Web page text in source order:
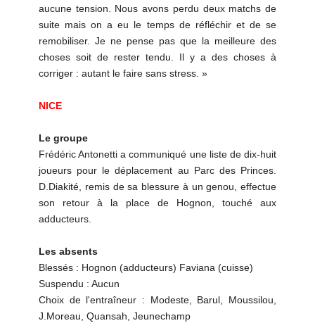
aucune tension. Nous avons perdu deux matchs de
suite mais on a eu le temps de réfléchir et de se
remobiliser. Je ne pense pas que la meilleure des
choses soit de rester tendu. Il y a des choses à
corriger : autant le faire sans stress. »
NICE
Le groupe
Frédéric Antonetti a communiqué une liste de dix-huit
joueurs pour le déplacement au Parc des Princes.
D.Diakité, remis de sa blessure à un genou, effectue
son retour à la place de Hognon, touché aux
adducteurs.
Les absents
Blessés : Hognon (adducteurs) Faviana (cuisse)
Suspendu : Aucun
Choix de l'entraîneur : Modeste, Barul, Moussilou,
J.Moreau, Quansah, Jeunechamp